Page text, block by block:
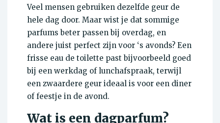
Veel mensen gebruiken dezelfde geur de
hele dag door. Maar wist je dat sommige
parfums beter passen bij overdag, en
andere juist perfect zijn voor ‘s avonds? Een
frisse eau de toilette past bijvoorbeeld goed
bij een werkdag of lunchafspraak, terwijl
een zwaardere geur ideaal is voor een diner
of feestje in de avond.
Wat is een dagparfum?